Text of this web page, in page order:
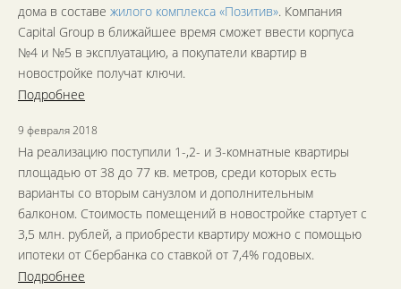
дома в составе жилого комплекса «Позитив». Компания
Capital Group в ближайшее время сможет ввести корпуса
№4 и №5 в эксплуатацию, а покупатели квартир в
новостройке получат ключи.
Подробнее
9 февраля 2018
На реализацию поступили 1-,2- и 3-комнатные квартиры
площадью от 38 до 77 кв. метров, среди которых есть
варианты со вторым санузлом и дополнительным
балконом. Стоимость помещений в новостройке стартует с
3,5 млн. рублей, а приобрести квартиру можно с помощью
ипотеки от Сбербанка со ставкой от 7,4% годовых.
Подробнее